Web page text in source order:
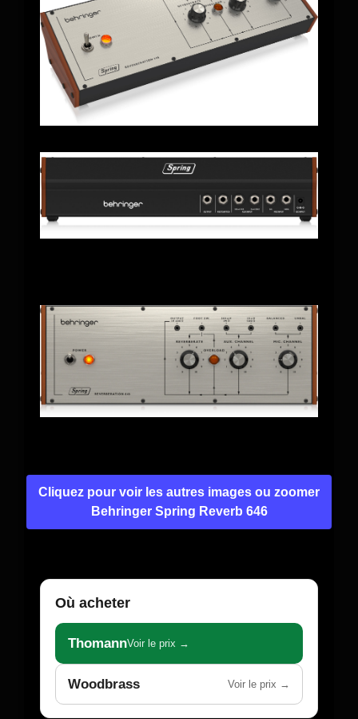
Cliquez pour voir les autres images ou zoomer
Behringer Spring Reverb 646
Où acheter
ThomannVoir le prix →
Woodbrass Voir le prix →